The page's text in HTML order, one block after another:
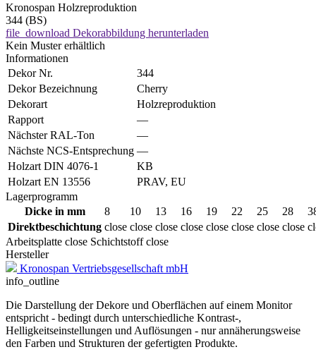
Kronospan Holzreproduktion
344 (BS)
file_download Dekorabbildung herunterladen
Kein Muster erhältlich
Informationen
Dekor Nr.
344
Dekor Bezeichnung
Cherry
Dekorart
Holzreproduktion
Rapport
—
Nächster RAL-Ton
—
Nächste NCS-Entsprechung —
Holzart DIN 4076-1
KB
Holzart EN 13556
PRAV, EU
Lagerprogramm
Dicke in mm
8 10 13 16 19 22 25 28
Direktbeschichtung close close close close close close close close
Arbeitsplatte close Schichtstoff close
Hersteller
Kronospan Vertriebsgesellschaft mbH
info_outline
Die Darstellung der Dekore und Oberflächen auf einem Monitor
entspricht - bedingt durch unterschiedliche Kontrast-,
Helligkeitseinstellungen und Auflösungen - nur annäherungsweise
den Farben und Strukturen der gefertigten Produkte.